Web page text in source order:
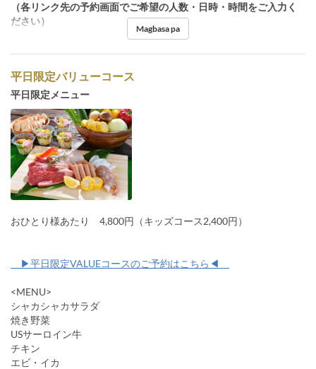
（各リンク先の予約画面でご希望の人数・日時・時間をご入力く
ださい）
Magbasa pa
平日限定バリューコース
平日限定メニュー
おひとり様あたり 4,800円（キッズコース2,400円）
▶平日限定VALUEコースのご予約はこちら◀
<MENU>
シャカシャカサラダ
焼き野菜
USサーロイン牛
チキン
エビ・イカ